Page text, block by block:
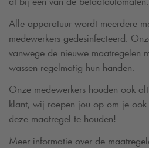
Alle apparatuur wordt meerdere
medewerkers gedesinfecteerd.
vanwege de nieuwe maatregelen
wassen regelmatig hun handen.
Onze medewerkers houden ook
klant, wij roepen jou op om je
deze maatregel te houden!
Meer informatie over de